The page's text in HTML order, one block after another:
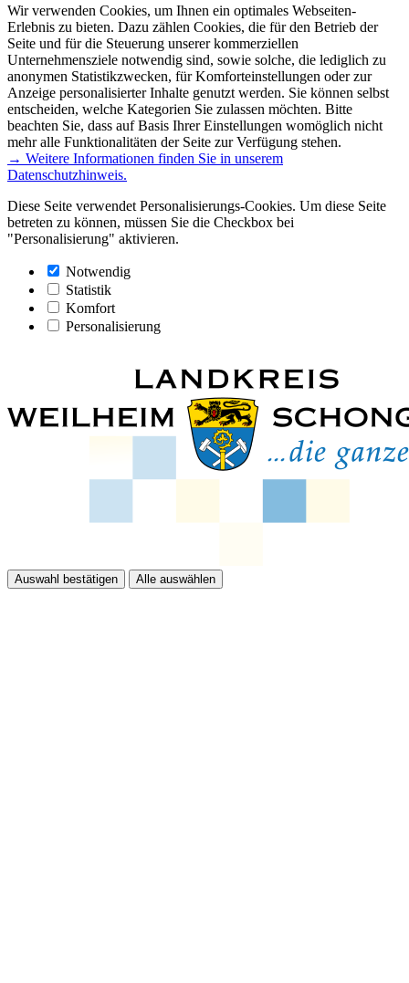
Wir verwenden Cookies, um Ihnen ein optimales Webseiten-
Erlebnis zu bieten. Dazu zählen Cookies, die für den Betrieb der
Seite und für die Steuerung unserer kommerziellen
Unternehmensziele notwendig sind, sowie solche, die lediglich zu
anonymen Statistikzwecken, für Komforteinstellungen oder zur
Anzeige personalisierter Inhalte genutzt werden. Sie können selbst
entscheiden, welche Kategorien Sie zulassen möchten. Bitte
beachten Sie, dass auf Basis Ihrer Einstellungen womöglich nicht
mehr alle Funktionalitäten der Seite zur Verfügung stehen.
→ Weitere Informationen finden Sie in unserem
Datenschutzhinweis.
Diese Seite verwendet Personalisierungs-Cookies. Um diese Seite
betreten zu können, müssen Sie die Checkbox bei
"Personalisierung" aktivieren.
Notwendig
Statistik
Komfort
Personalisierung
Auswahl bestätigen Alle auswählen